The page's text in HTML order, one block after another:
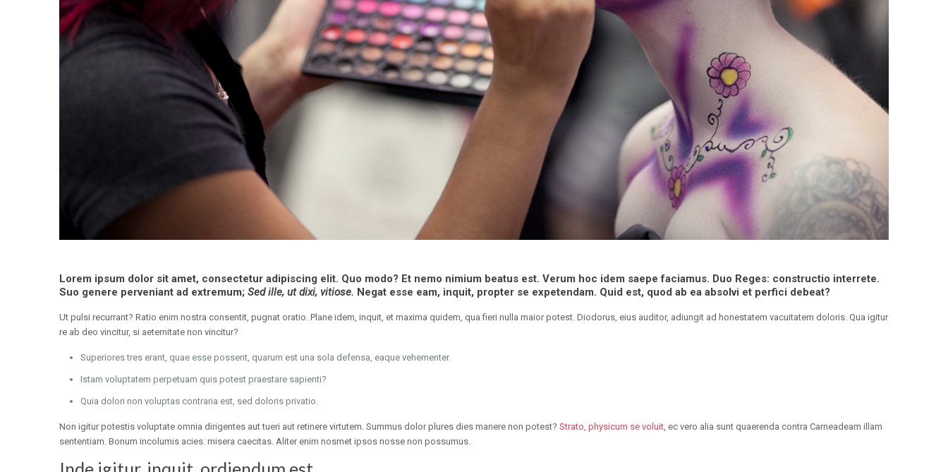
Lorem ipsum dolor sit amet, consectetur adipiscing elit. Quo modo? Et nemo nimium beatus est. Verum hoc idem saepe faciamus. Duo Reges: constructio interrete.
Suo genere perveniant ad extremum; Sed ille, ut dixi, vitiose. Negat esse eam, inquit, propter se expetendam. Quid est, quod ab ea absolvi et perfici debeat?
Ut pulsi recurrant? Ratio enim nostra consentit, pugnat oratio. Plane idem, inquit, et maxima quidem, qua fieri nulla maior potest. Diodorus, eius auditor, adiungit ad honestatem vacuitatem doloris. Qua igitur
re ab deo vincitur, si aeternitate non vincitur?
Superiores tres erant, quae esse possent, quarum est una sola defensa, eaque vehementer.
Istam voluptatem perpetuam quis potest praestare sapienti?
Quia dolori non voluptas contraria est, sed doloris privatio.
Non igitur potestis voluptate omnia dirigentes aut tueri aut retinere virtutem. Summus dolor plures dies manere non potest? Strato, physicum se voluit, ec vero alia sunt quaerenda contra Carneadeam illam
sententiam. Bonum incolumis acies: misera caecitas. Aliter enim nosmet ipsos nosse non possumus.